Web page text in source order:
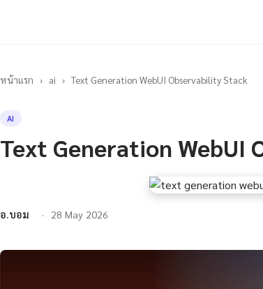
หน้าแรก › ai › Text Generation WebUI Observability Stack
AI
Text Generation WebUI
อ.บอม 28 May 2026